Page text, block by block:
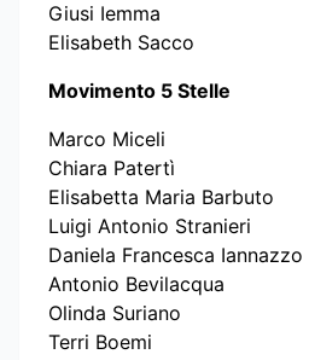
Giusi Iemma
Elisabeth Sacco
Movimento 5 Stelle
Marco Miceli
Chiara Patertì
Elisabetta Maria Barbuto
Luigi Antonio Stranieri
Daniela Francesca Iannazzo
Antonio Bevilacqua
Olinda Suriano
Terri Boemi